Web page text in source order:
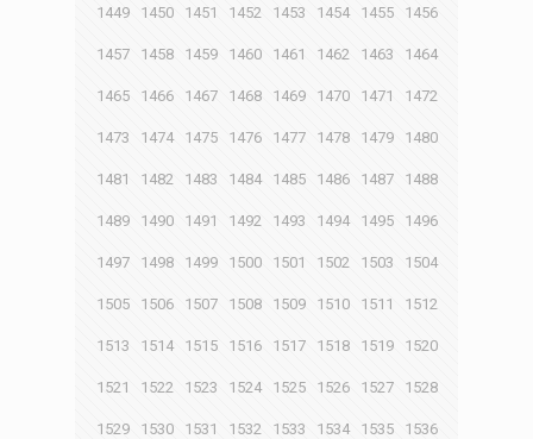
1449 1450 1451 1452 1453 1454 1455 1456
1457 1458 1459 1460 1461 1462 1463 1464
1465 1466 1467 1468 1469 1470 1471 1472
1473 1474 1475 1476 1477 1478 1479 1480
1481 1482 1483 1484 1485 1486 1487 1488
1489 1490 1491 1492 1493 1494 1495 1496
1497 1498 1499 1500 1501 1502 1503 1504
1505 1506 1507 1508 1509 1510 1511 1512
1513 1514 1515 1516 1517 1518 1519 1520
1521 1522 1523 1524 1525 1526 1527 1528
1529 1530 1531 1532 1533 1534 1535 1536